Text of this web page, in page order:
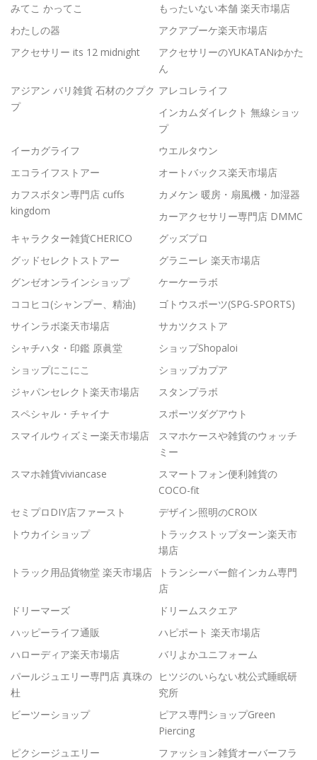
みてこ かってこ
もったいない本舗 楽天市場店
わたしの器
アクアブーケ楽天市場店
アクセサリー its 12 midnight
アクセサリーのYUKATANゆかた
ん
アジアン バリ雑貨 石材のクプク
プ
アレコレライフ
インカムダイレクト 無線ショッ
プ
イーカグライフ
ウエルタウン
エコライフストアー
オートバックス楽天市場店
カフスボタン専門店 cuffs
kingdom
カメケン 暖房・扇風機・加湿器
カーアクセサリー専門店 DMMC
キャラクター雑貨CHERICO
グッズプロ
グッドセレクトストアー
グラニーレ 楽天市場店
グンゼオンラインショップ
ケーケーラボ
ココヒコ(シャンプー、精油)
ゴトウスポーツ(SPG-SPORTS)
サインラボ楽天市場店
サカツクストア
シャチハタ・印鑑 原眞堂
ショップShopaloi
ショップにこにこ
ショップカプア
ジャパンセレクト楽天市場店
スタンプラボ
スペシャル・チャイナ
スポーツダグアウト
スマイルウィズミー楽天市場店
スマホケースや雑貨のウォッチ
ミー
スマホ雑貨viviancase
スマートフォン便利雑貨の
COCO-fit
セミプロDIY店ファースト
デザイン照明のCROIX
トウカイショップ
トラックストップターン楽天市
場店
トラック用品貨物堂 楽天市場店
トランシーバー館インカム専門
店
ドリーマーズ
ドリームスクエア
ハッピーライフ通販
ハピポート 楽天市場店
ハローディア楽天市場店
バリよかユニフォーム
パールジュエリー専門店 真珠の
杜
ヒツジのいらない枕公式睡眠研
究所
ビーツーショップ
ピアス専門ショップGreen
Piercing
ピクシージュエリー
ファッション雑貨オーバーフラ